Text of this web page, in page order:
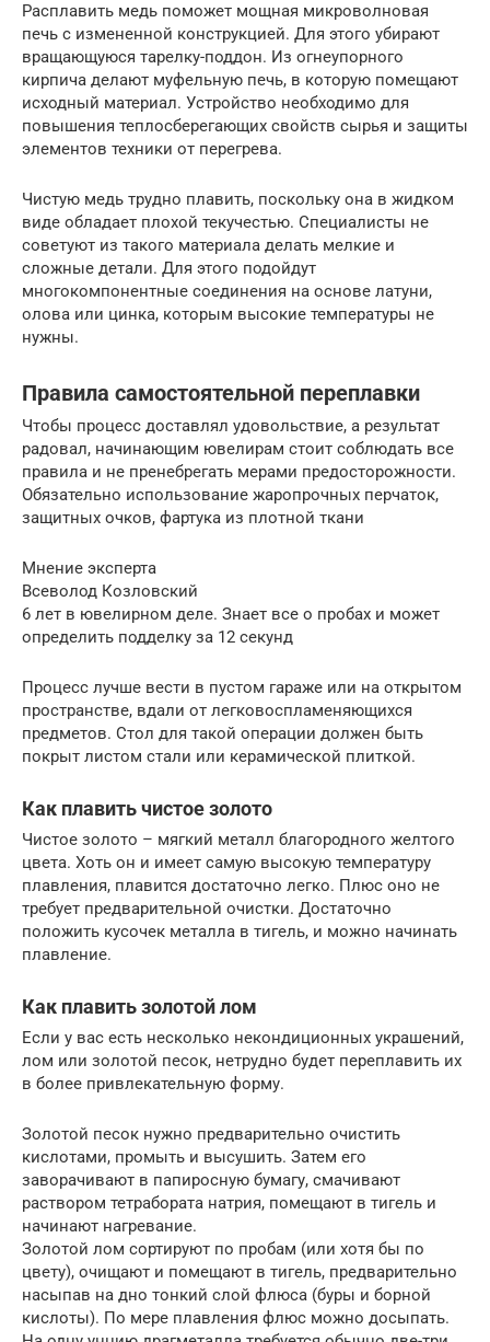
Расплавить медь поможет мощная микроволновая
печь с измененной конструкцией. Для этого убирают
вращающуюся тарелку-поддон. Из огнеупорного
кирпича делают муфельную печь, в которую помещают
исходный материал. Устройство необходимо для
повышения теплосберегающих свойств сырья и защиты
элементов техники от перегрева.
Чистую медь трудно плавить, поскольку она в жидком
виде обладает плохой текучестью. Специалисты не
советуют из такого материала делать мелкие и
сложные детали. Для этого подойдут
многокомпонентные соединения на основе латуни,
олова или цинка, которым высокие температуры не
нужны.
Правила самостоятельной переплавки
Чтобы процесс доставлял удовольствие, а результат
радовал, начинающим ювелирам стоит соблюдать все
правила и не пренебрегать мерами предосторожности.
Обязательно использование жаропрочных перчаток,
защитных очков, фартука из плотной ткани
Мнение эксперта
Всеволод Козловский
6 лет в ювелирном деле. Знает все о пробах и может
определить подделку за 12 секунд
Процесс лучше вести в пустом гараже или на открытом
пространстве, вдали от легковоспламеняющихся
предметов. Стол для такой операции должен быть
покрыт листом стали или керамической плиткой.
Как плавить чистое золото
Чистое золото – мягкий металл благородного желтого
цвета. Хоть он и имеет самую высокую температуру
плавления, плавится достаточно легко. Плюс оно не
требует предварительной очистки. Достаточно
положить кусочек металла в тигель, и можно начинать
плавление.
Как плавить золотой лом
Если у вас есть несколько некондиционных украшений,
лом или золотой песок, нетрудно будет переплавить их
в более привлекательную форму.
Золотой песок нужно предварительно очистить
кислотами, промыть и высушить. Затем его
заворачивают в папиросную бумагу, смачивают
раствором тетрабората натрия, помещают в тигель и
начинают нагревание.
Золотой лом сортируют по пробам (или хотя бы по
цвету), очищают и помещают в тигель, предварительно
насыпав на дно тонкий слой флюса (буры и борной
кислоты). По мере плавления флюс можно досыпать.